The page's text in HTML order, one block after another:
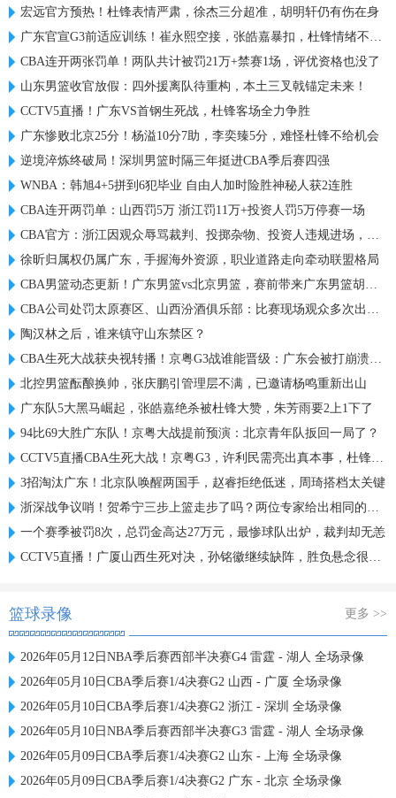
宏远官方预热！杜锋表情严肃，徐杰三分超准，胡明轩仍有伤在身
广东官宣G3前适应训练！崔永熙空接，张皓嘉暴扣，杜锋情绪不错！
CBA连开两张罚单！两队共计被罚21万+禁赛1场，评优资格也没了
山东男篮收官放假：四外援离队待重构，本土三叉戟锚定未来！
CCTV5直播！广东VS首钢生死战，杜锋客场全力争胜
广东惨败北京25分！杨溢10分7助，李奕臻5分，难怪杜锋不给机会
逆境淬炼终破局！深圳男篮时隔三年挺进CBA季后赛四强
WNBA：韩旭4+5拼到6犯毕业 自由人加时险胜神秘人获2连胜
CBA连开两罚单：山西罚5万 浙江罚11万+投资人罚5万停赛一场
CBA官方：浙江因观众辱骂裁判、投掷杂物、投资人违规进场，罚款16万
徐昕归属权仍属广东，手握海外资源，职业道路走向牵动联盟格局
CBA男篮动态更新！广东男篮vs北京男篮，赛前带来广东男篮胡明轩、奎因、徐杰以及北京男篮赵睿最新消息
CBA公司处罚太原赛区、山西汾酒俱乐部：比赛现场观众多次出现大面积喊“黑哨”及谩骂裁判员情况
陶汉林之后，谁来镇守山东禁区？
CBA生死大战获央视转播！京粤G3战谁能晋级：广东会被打崩溃吗？
北控男篮酝酿换帅，张庆鹏引管理层不满，已邀请杨鸣重新出山
广东队5大黑马崛起，张皓嘉绝杀被杜锋大赞，朱芳雨要2上1下了
94比69大胜广东队！京粤大战提前预演：北京青年队扳回一局了？
CCTV5直播CBA生死大战！京粤G3，许利民需亮出真本事，杜锋恐惨败
3招淘汰广东！北京队唤醒两国手，赵睿拒绝低迷，周琦搭档太关键
浙深战争议哨！贺希宁三步上篮走步了吗？两位专家给出相同的解读
一个赛季被罚8次，总罚金高达27万元，最惨球队出炉，裁判却无恙
CCTV5直播！广厦山西生死对决，孙铭徽继续缺阵，胜负悬念很大！
篮球录像 更多 >>
2026年05月12日NBA季后赛西部半决赛G4 雷霆 - 湖人 全场录像
2026年05月10日CBA季后赛1/4决赛G2 山西 - 广厦 全场录像
2026年05月10日CBA季后赛1/4决赛G2 浙江 - 深圳 全场录像
2026年05月10日NBA季后赛西部半决赛G3 雷霆 - 湖人 全场录像
2026年05月09日CBA季后赛1/4决赛G2 山东 - 上海 全场录像
2026年05月09日CBA季后赛1/4决赛G2 广东 - 北京 全场录像